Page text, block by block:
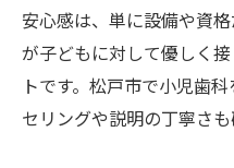
安心感は、単に設備や資
が子どもに対して優しく
トです。松戸市で小児歯
セリングや説明の丁寧さも